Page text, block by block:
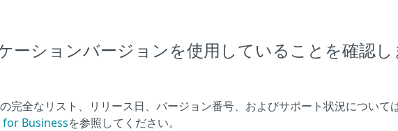
ーションバージョンを使用していることを確認し
完全なリスト、リリース日、バージョン番号、およびサポート状況について
for Businessを参照してください。